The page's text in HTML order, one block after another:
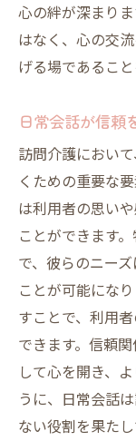
訪問介護が
安心感
訪問介
スタッ
スタッ
訪問介
笑顔と会話
笑顔が
日常会
利用
ョン
笑顔と
心温ま
心の絆が深まり
はなく、心の交
げる場であるこ
日常会話が信頼
訪問介護におい
くための重要な
は利用者の思い
ことができます
で、彼らのニー
ことが可能にな
すことで、利用
できます。信頼
して心を開き、
うに、日常会話
ない役割を果たし